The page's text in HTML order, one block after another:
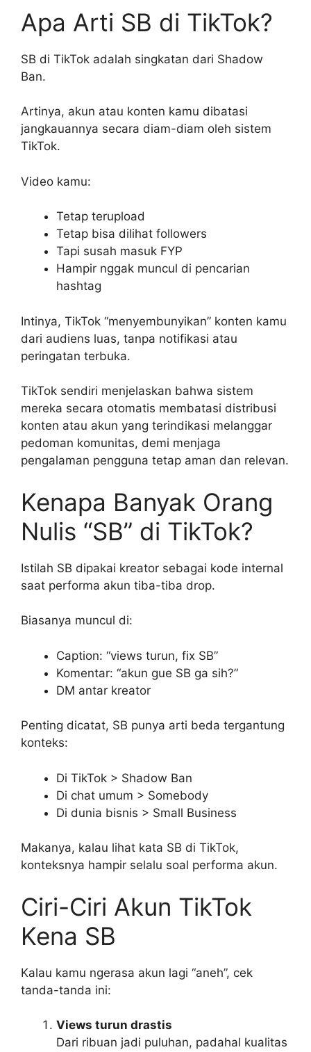
Apa Arti SB di TikTok?
SB di TikTok adalah singkatan dari Shadow
Ban.
Artinya, akun atau konten kamu dibatasi
jangkauannya secara diam-diam oleh sistem
TikTok.
Video kamu:
Tetap terupload
Tetap bisa dilihat followers
Tapi susah masuk FYP
Hampir nggak muncul di pencarian
hashtag
Intinya, TikTok “menyembunyikan” konten kamu
dari audiens luas, tanpa notifikasi atau
peringatan terbuka.
TikTok sendiri menjelaskan bahwa sistem
mereka secara otomatis membatasi distribusi
konten atau akun yang terindikasi melanggar
pedoman komunitas, demi menjaga
pengalaman pengguna tetap aman dan relevan.
Kenapa Banyak Orang
Nulis “SB” di TikTok?
Istilah SB dipakai kreator sebagai kode internal
saat performa akun tiba-tiba drop.
Biasanya muncul di:
Caption: “views turun, fix SB”
Komentar: “akun gue SB ga sih?”
DM antar kreator
Penting dicatat, SB punya arti beda tergantung
konteks:
Di TikTok > Shadow Ban
Di chat umum > Somebody
Di dunia bisnis > Small Business
Makanya, kalau lihat kata SB di TikTok,
konteksnya hampir selalu soal performa akun.
Ciri-Ciri Akun TikTok
Kena SB
Kalau kamu ngerasa akun lagi “aneh”, cek
tanda-tanda ini:
Views turun drastis
Dari ribuan jadi puluhan, padahal kualitas